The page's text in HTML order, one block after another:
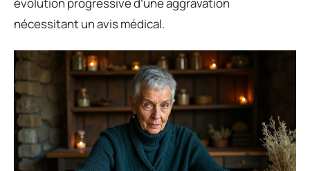
nécessitant un avis médical.